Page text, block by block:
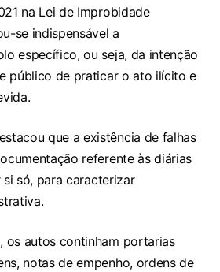
na Lei de Improbidade
se indispensável a
específico, ou seja, da intenção
público de praticar o ato ilícito e
que a existência de falhas
referente às diárias
só, para caracterizar
os autos continham portarias
notas de empenho, ordens de